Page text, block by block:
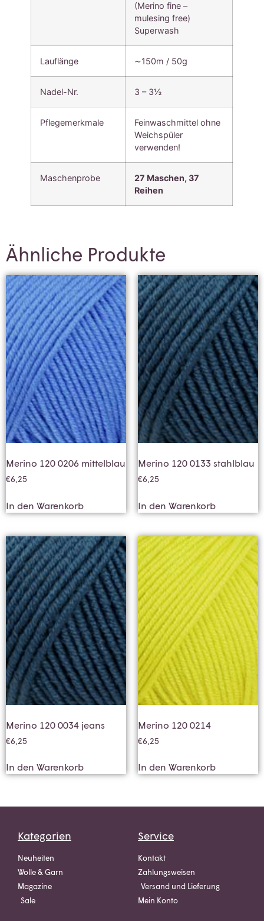
(Merino fine –
mulesing free)
Superwash
Lauflänge ∼150m / 50g
Nadel-Nr. 3 – 3½
Pflegemerkmale
Feinwaschmittel ohne
Weichspüler
verwenden!
Maschenprobe
27 Maschen, 37
Reihen
Ähnliche Produkte
Merino 120 0206 mittelblau
€6,25
In den Warenkorb
Merino 120 0133 stahlblau
€6,25
In den Warenkorb
Merino 120 0034 jeans
€6,25
In den Warenkorb
Merino 120 0214
€6,25
In den Warenkorb
Kategorien
Neuheiten
Wolle & Garn
Magazine
Sale
Service
Kontakt
Zahlungsweisen
Versand und Lieferung
Mein Konto